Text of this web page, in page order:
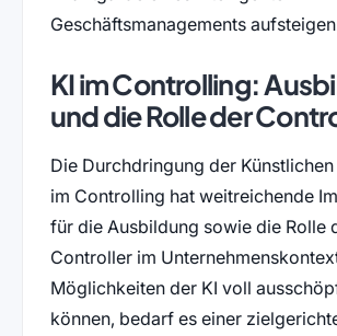
Geschäftsmanagements
KI im Controlling:
und die Rolle der
Die Durchdringung der
im Controlling hat weitreichende
für die Ausbildung sowie die Rolle
Controller im
Möglichkeiten der KI voll
können, bedarf es einer